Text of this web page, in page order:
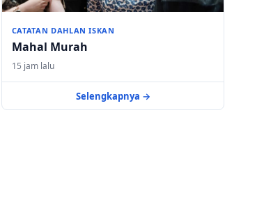
CATATAN DAHLAN ISKAN
Mahal Murah
15 jam lalu
Selengkapnya →